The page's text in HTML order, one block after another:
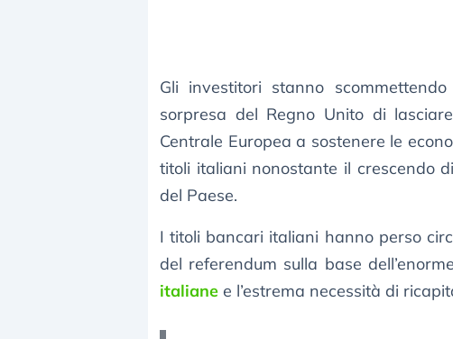
Gli investitori stanno
sorpresa del Regno Unito di
Centrale Europea a sostenere le
titoli italiani nonostante il crescendo
del Paese.
I titoli bancari italiani hanno perso
del referendum sulla base
italiane e l’estrema necessità di